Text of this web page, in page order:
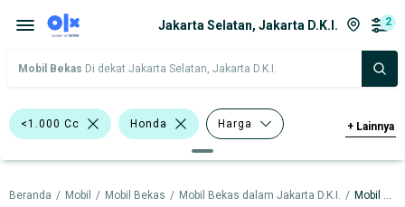
Jakarta Selatan, Jakarta D.K.I. 2
Mobil Bekas Di dekat Jakarta Selatan, Jakarta D.K.I.
<1.000 Cc Honda Harga
Merek Dan Model Tahun
Tipe Bodi Tipe Membership
+ Lainnya
Beranda / Mobil / Mobil Bekas / Mobil Bekas dalam Jakarta D.K.I. / Mobil Bekas dalam Jakarta Selatan